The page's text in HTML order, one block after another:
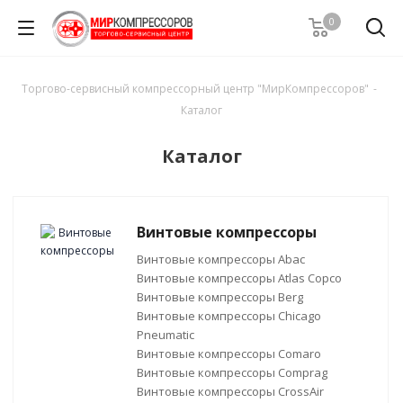
0
Торгово-сервисный компрессорный центр "МирКомпрессоров" -
Каталог
Каталог
Винтовые компрессоры
Винтовые компрессоры Abac
Винтовые компрессоры Atlas Copco
Винтовые компрессоры Berg
Винтовые компрессоры Chicago
Pneumatic
Винтовые компрессоры Comaro
Винтовые компрессоры Comprag
Винтовые компрессоры CrossAir